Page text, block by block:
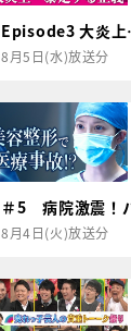
Episode3 大炎
8月5日(水)放送分
＃5 病院激震！
8月4日(火)放送分